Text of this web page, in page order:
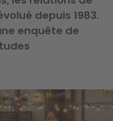
depuis 1983.
enquête de